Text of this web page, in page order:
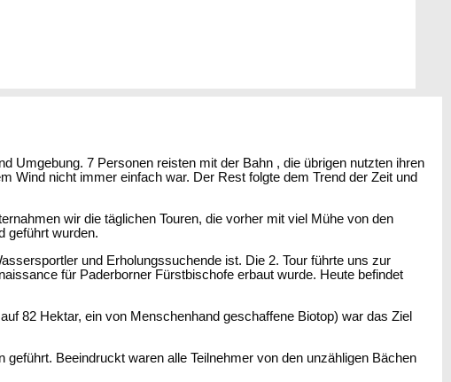
Umgebung. 7 Personen reisten mit der Bahn , die übrigen nutzten ihren
Wind nicht immer einfach war. Der Rest folgte dem Trend der Zeit und
wir die täglichen Touren, die vorher mit viel Mühe von den
geführt wurden.
und Erholungssuchende ist. Die 2. Tour führte uns zur
für Paderborner Fürstbischofe erbaut wurde. Heute befindet
82 Hektar, ein von Menschenhand geschaffene Biotop) war das Ziel
Beeindruckt waren alle Teilnehmer von den unzähligen Bächen